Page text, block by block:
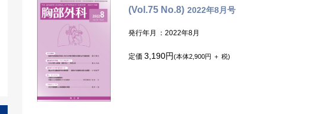
(Vol.75 No.8) 2022年8月号
発行年月 ：2022年8月
定価 3,190円(本体2,900円 ＋ 税)